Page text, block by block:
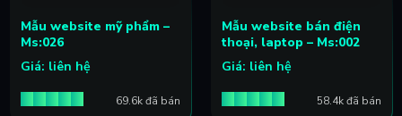
Mẫu website mỹ phẩm –
Ms:026
Giá: liên hệ
69.6k đã bán
Mẫu website bán điện
thoại, laptop – Ms:002
Giá: liên hệ
58.4k đã bán